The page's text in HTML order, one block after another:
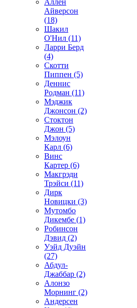
Айверсон
(18)
Шакил
О'Нил (11)
Ларри Берд
(4)
Скотти
Пиппен (5)
Деннис
Родман (11)
Мэджик
Джонсон (2)
Стоктон
Джон (5)
Мэлоун
Карл (6)
Винс
Картер (6)
Макгрэди
Трэйси (11)
Дирк
Новицки (3)
Мутомбо
Дикембе (1)
Робинсон
Дэвид (2)
Уэйд Дуэйн
(27)
Абдул-
Джаббар (2)
Алонзо
Морнинг (2)
Андерсен